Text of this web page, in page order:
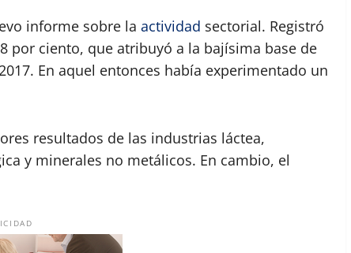
informe sobre la actividad sectorial. Registró
por ciento, que atribuyó a la bajísima base de
En aquel entonces había experimentado un
resultados de las industrias láctea,
y minerales no metálicos. En cambio, el